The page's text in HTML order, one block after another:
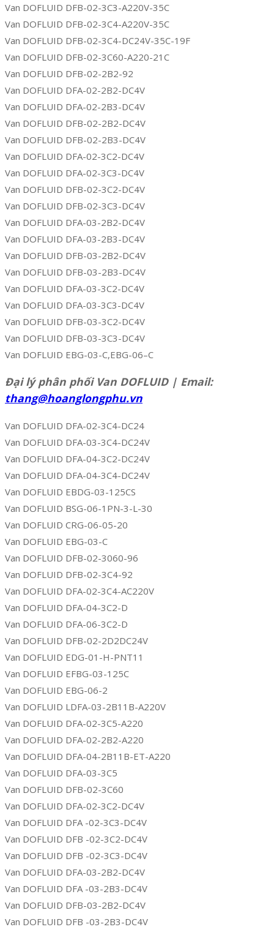
Van DOFLUID DFB-02-3C3-A220V-35C
Van DOFLUID DFB-02-3C4-A220V-35C
Van DOFLUID DFB-02-3C4-DC24V-35C-19F
Van DOFLUID DFB-02-3C60-A220-21C
Van DOFLUID DFB-02-2B2-92
Van DOFLUID DFA-02-2B2-DC4V
Van DOFLUID DFA-02-2B3-DC4V
Van DOFLUID DFB-02-2B2-DC4V
Van DOFLUID DFB-02-2B3-DC4V
Van DOFLUID DFA-02-3C2-DC4V
Van DOFLUID DFA-02-3C3-DC4V
Van DOFLUID DFB-02-3C2-DC4V
Van DOFLUID DFB-02-3C3-DC4V
Van DOFLUID DFA-03-2B2-DC4V
Van DOFLUID DFA-03-2B3-DC4V
Van DOFLUID DFB-03-2B2-DC4V
Van DOFLUID DFB-03-2B3-DC4V
Van DOFLUID DFA-03-3C2-DC4V
Van DOFLUID DFA-03-3C3-DC4V
Van DOFLUID DFB-03-3C2-DC4V
Van DOFLUID DFB-03-3C3-DC4V
Van DOFLUID EBG-03-C,EBG-06–C
Đại lý phân phối Van DOFLUID | Email:
thang@hoanglongphu.vn
Van DOFLUID DFA-02-3C4-DC24
Van DOFLUID DFA-03-3C4-DC24V
Van DOFLUID DFA-04-3C2-DC24V
Van DOFLUID DFA-04-3C4-DC24V
Van DOFLUID EBDG-03-125CS
Van DOFLUID BSG-06-1PN-3-L-30
Van DOFLUID CRG-06-05-20
Van DOFLUID EBG-03-C
Van DOFLUID DFB-02-3060-96
Van DOFLUID DFB-02-3C4-92
Van DOFLUID DFA-02-3C4-AC220V
Van DOFLUID DFA-04-3C2-D
Van DOFLUID DFA-06-3C2-D
Van DOFLUID DFB-02-2D2DC24V
Van DOFLUID EDG-01-H-PNT11
Van DOFLUID EFBG-03-125C
Van DOFLUID EBG-06-2
Van DOFLUID LDFA-03-2B11B-A220V
Van DOFLUID DFA-02-3C5-A220
Van DOFLUID DFA-02-2B2-A220
Van DOFLUID DFA-04-2B11B-ET-A220
Van DOFLUID DFA-03-3C5
Van DOFLUID DFB-02-3C60
Van DOFLUID DFA-02-3C2-DC4V
Van DOFLUID DFA -02-3C3-DC4V
Van DOFLUID DFB -02-3C2-DC4V
Van DOFLUID DFB -02-3C3-DC4V
Van DOFLUID DFA-03-2B2-DC4V
Van DOFLUID DFA -03-2B3-DC4V
Van DOFLUID DFB-03-2B2-DC4V
Van DOFLUID DFB -03-2B3-DC4V